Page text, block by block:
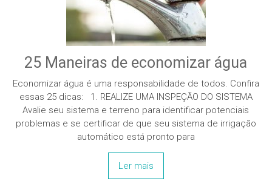
25 Maneiras de economizar água
Economizar água é uma responsabilidade de todos. Confira
essas 25 dicas: 1. REALIZE UMA INSPEÇÃO DO SISTEMA
Avalie seu sistema e terreno para identificar potenciais
problemas e se certificar de que seu sistema de irrigação
automático está pronto para
Ler mais